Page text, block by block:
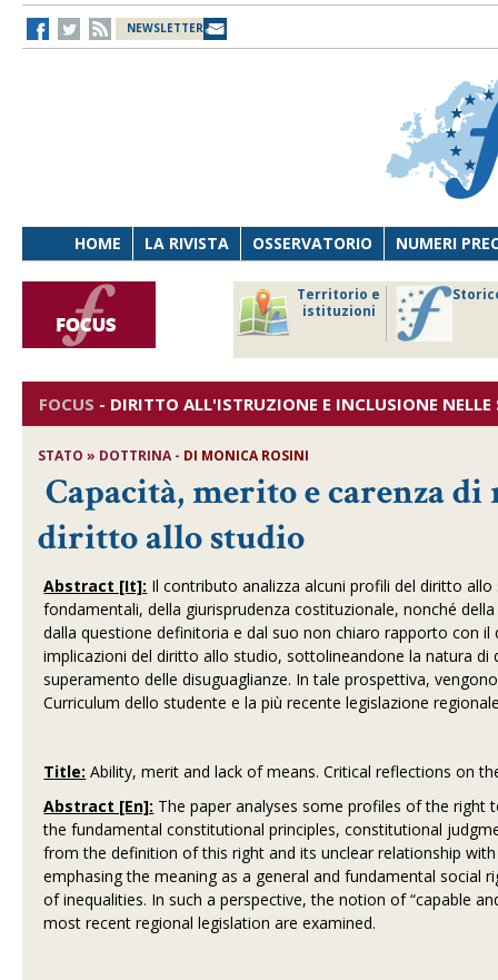
NEWSLETTER
HOME LA RIVISTA OSSERVATORIO NUMERI
Territorio e
istituzioni
FOCUS - DIRITTO ALL'ISTRUZIONE E INCLUSIONE
STATO » DOTTRINA - DI MONICA ROSINI
Capacità, merito e carenza
diritto allo studio
Abstract [It]: Il contributo analizza alcuni profili del diritto
fondamentali, della giurisprudenza costituzionale, nonché
dalla questione definitoria e dal suo non chiaro rapporto con
implicazioni del diritto allo studio, sottolineandone la natura
superamento delle disuguaglianze. In tale prospettiva,
Curriculum dello studente e la più recente legislazione
Title: Ability, merit and lack of means. Critical reflections on
Abstract [En]: The paper analyses some profiles of the
the fundamental constitutional principles, constitutional
from the definition of this right and its unclear relationship
emphasing the meaning as a general and fundamental
of inequalities. In such a perspective, the notion of “capable
most recent regional legislation are examined.